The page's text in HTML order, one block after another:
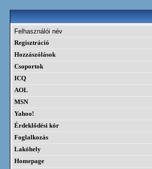
Felhasználói név
Regisztráció
Hozzászólások
Csoportok
ICQ
AOL
MSN
Yahoo!
Érdeklődési kör
Foglalkozás
Lakóhely
Homepage